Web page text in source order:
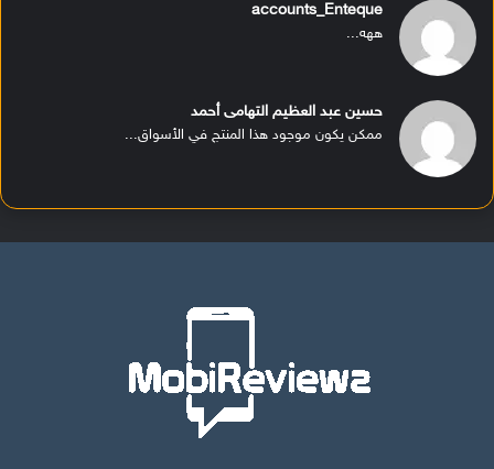
accounts_Enteque
ههه...
حسين عبد العظيم التهامى أحمد
ممكن يكون موجود هذا المنتج في الأسواق...